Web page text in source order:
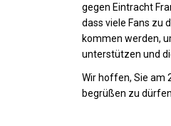
gegen Eintracht
dass viele Fans zu
kommen werden,
unterstützen und
Wir hoffen, Sie am
begrüßen zu dürfen.